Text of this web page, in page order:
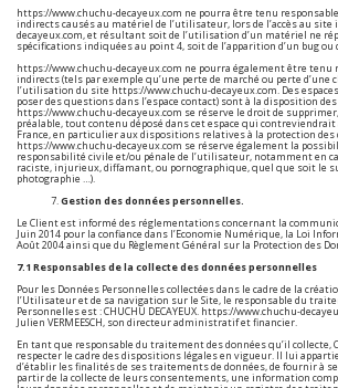
https://www.chuchu-decayeux.com ne pourra être tenu
indirects causés au matériel de l’utilisateur, lors de l’accès au
decayeux.com, et résultant soit de l’utilisation d’un matériel ne
spécifications indiquées au point 4, soit de l’apparition d’un bug
https://www.chuchu-decayeux.com ne pourra également être tenu
indirects (tels par exemple qu’une perte de marché ou perte d’une
l’utilisation du site https://www.chuchu-decayeux.com. Des
poser des questions dans l’espace contact) sont à la disposition
https://www.chuchu-decayeux.com se réserve le droit de
préalable, tout contenu déposé dans cet espace qui
France, en particulier aux dispositions relatives à la protection des
https://www.chuchu-decayeux.com se réserve également la
responsabilité civile et/ou pénale de l’utilisateur, notamment en
raciste, injurieux, diffamant, ou pornographique, quel que soit le
photographie …).
Gestion des données personnelles.
Le Client est informé des réglementations concernant la
Juin 2014 pour la confiance dans l’Economie Numérique, la Loi
Août 2004 ainsi que du Règlement Général sur la Protection des
7.1 Responsables de la collecte des données personnelles
Pour les Données Personnelles collectées dans le cadre de la
l’Utilisateur et de sa navigation sur le Site, le responsable du
Personnelles est : CHUCHU DECAYEUX. https://www.chuchu-
Julien VERMEESCH, son directeur administratif et financier.
En tant que responsable du traitement des données qu’il collecte,
respecter le cadre des dispositions légales en vigueur. Il lui
d’établir les finalités de ses traitements de données, de fournir à
partir de la collecte de leurs consentements, une information